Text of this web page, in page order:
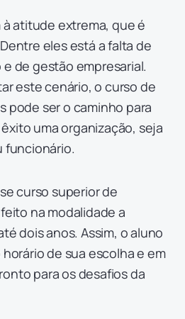
à atitude extrema, que é
eles está a falta de
de gestão empresarial.
este cenário, o curso de
pode ser o caminho para
uma organização, seja
funcionário.
curso superior de
na modalidade a
dois anos. Assim, o aluno
de sua escolha e em
para os desafios da